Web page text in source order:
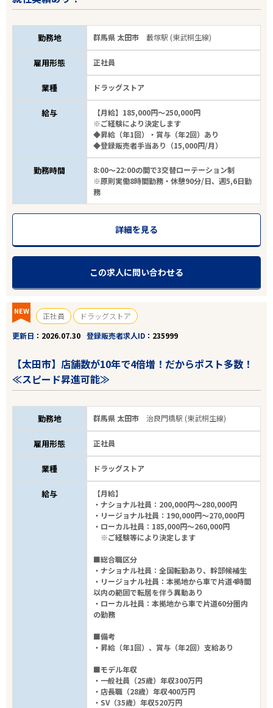
関東・甲信越・北陸
東武桐生線
こだわり条件
フリーワード
24件から検索する
勤務地 群馬県 太田市藪塚駅 (東武桐生線)
雇用形態 正社員
業種 ドラッグストア
給与
【月給】185,000円～250,000円
※ご経験により決定します
◆昇給（年1回）・賞与（年2回）あり
◆登録販売者手当あり（15,000円/月）
勤務時間
8:00～22:00の間で3交替ローテーション制
※原則実働8時間勤務・休憩90分/日、週5,6日勤
務
詳細を見る
この求人に問い合わせる
NEW 正社員
ドラッグストア
更新日
2026.07.30 登録販売者求人ID 235999
【太田市】店舗数が10年で4倍増！だからポスト多数！
≪スピード昇進可能≫
勤務地 群馬県 太田市治良門橋駅 (東武桐生線)
雇用形態 正社員
業種 ドラッグストア
給与
【月給】
・ナショナル社員：200,000円～280,000円
・リージョナル社員：190,000円～270,000円
・ローカル社員：185,000円～260,000円
※ご経験等により決定します
■総合職区分
・ナショナル社員：全国転勤あり、幹部候補生
・リージョナル社員：本拠地から車で片道4時間
以内の範囲で転居を伴う異動あり
・ローカル社員：本拠地から車で片道60分圏内
の勤務
■備考
・昇給（年1回）、賞与（年2回）支給あり
■モデル年収
・一般社員（25歳）年収300万円
・店長職（28歳）年収400万円
・SV（35歳）年収520万円